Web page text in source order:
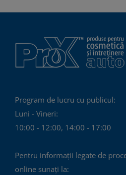
Program de lucru cu publicul:
Luni - Vineri:
10:00 - 12:00, 14:00 - 17:00
Pentru informații legate de
online sunați la: